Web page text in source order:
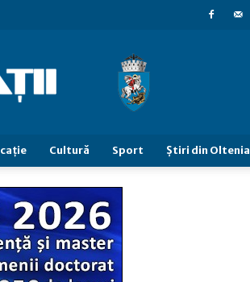
Cultură Sport Știri din Oltenia